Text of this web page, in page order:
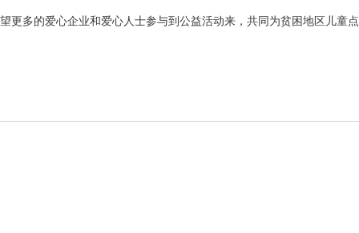
望更多的爱心企业和爱心人士参与到公益活动来，共同为贫困地区儿童